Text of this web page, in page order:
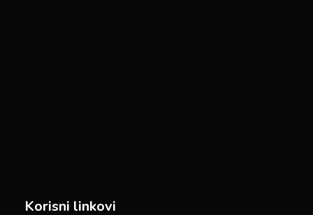
Korisni linkovi